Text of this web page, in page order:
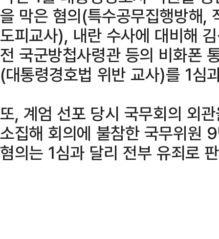
을 막은 혐의(특수공무집행방해,
도피교사), 내란 수사에 대비해
전 국군방첩사령관 등의 비화폰
(대통령경호법 위반 교사)를 1심
또, 계엄 선포 당시 국무회의 외
소집해 회의에 불참한 국무위원
혐의는 1심과 달리 전부 유죄로